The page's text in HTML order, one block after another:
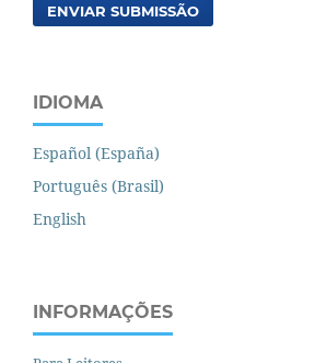
ENVIAR SUBMISSÃO
IDIOMA
Español (España)
Português (Brasil)
English
INFORMAÇÕES